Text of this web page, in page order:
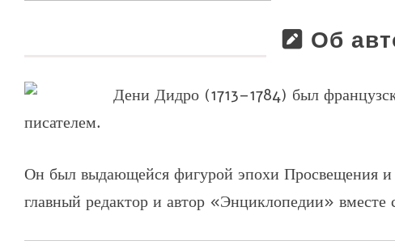
Об
Дени Дидро (1713–1784) был
писателем.
Он был выдающейся фигурой эпохи Просвещения и
главный редактор и автор «Энциклопедии»